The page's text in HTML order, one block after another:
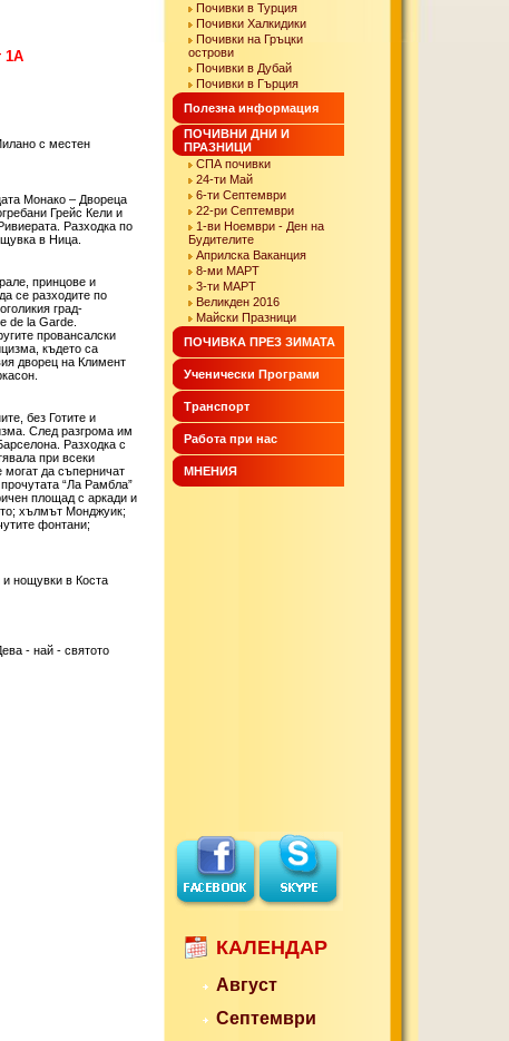
с местен
Монако – Двореца
Грейс Кели и
Разходка по
в Ница.
принцове и
се разходите по
град-
de la Garde.
провансалски
където са
дворец на Климент
без Готите и
След разгрома им
Разходка с
при всеки
могат да съперничат
“Ла Рамбла”
площад с аркади и
хълмът Монджуик;
фонтани;
нощувки в Коста
- най - святото
Почивки в Турция
Почивки Халкидики
Почивки на Гръцки
острови
Почивки в Дубай
Почивки в Гърция
Полезна информация
ПОЧИВНИ ДНИ И
ПРАЗНИЦИ
СПА почивки
24-ти Май
6-ти Септември
22-ри Септември
1-ви Ноември - Ден на
Будителите
Априлска Ваканция
8-ми МАРТ
3-ти МАРТ
Великден 2016
Майски Празници
ПОЧИВКА ПРЕЗ ЗИМАТА
Ученически Програми
Транспорт
Работа при нас
МНЕНИЯ
КАЛЕНДАР
Август
Септември